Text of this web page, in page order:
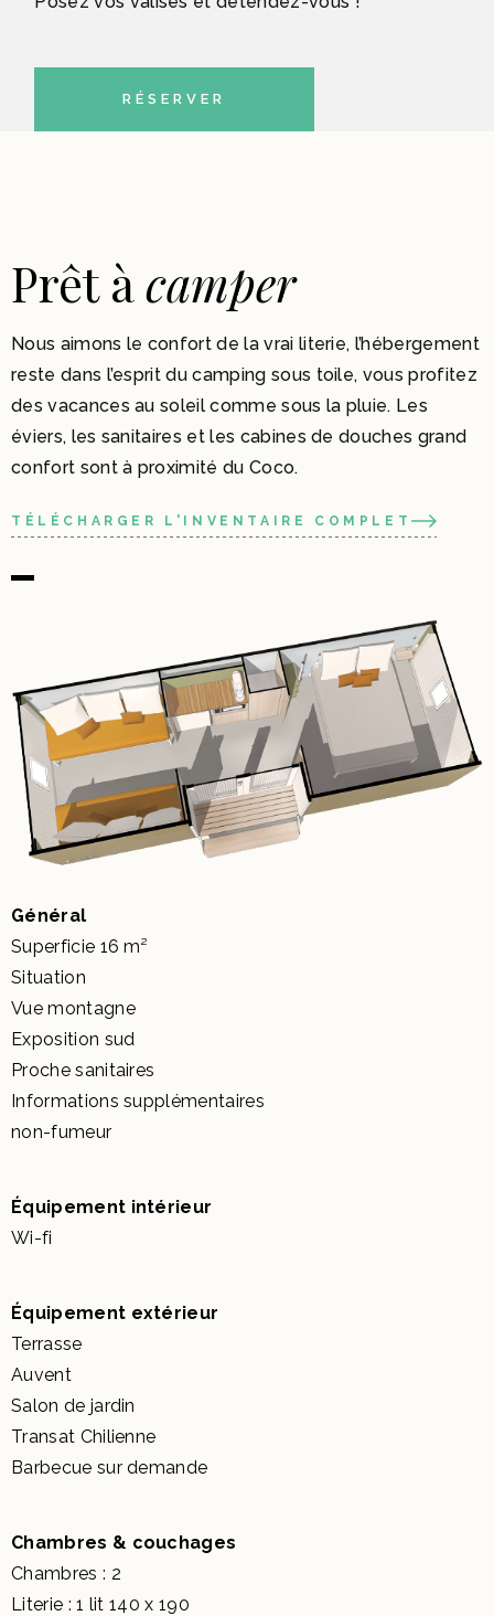
RÉSERVER
Prêt àcamper
Nous aimons le confort de la vrai literie, l’hébergement
reste dans l’esprit du camping sous toile, vous profitez
des vacances au soleil comme sous la pluie. Les
éviers, les sanitaires et les cabines de douches grand
confort sont à proximité du Coco.
TÉLÉCHARGER L'INVENTAIRE COMPLET
Général
Superficie 16 m²
Situation
Vue montagne
Exposition sud
Proche sanitaires
Informations supplémentaires
non-fumeur
Équipement intérieur
Wi-fi
Équipement extérieur
Terrasse
Auvent
Salon de jardin
Transat Chilienne
Barbecue sur demande
Chambres & couchages
Chambres : 2
Literie : 1 lit 140 x 190